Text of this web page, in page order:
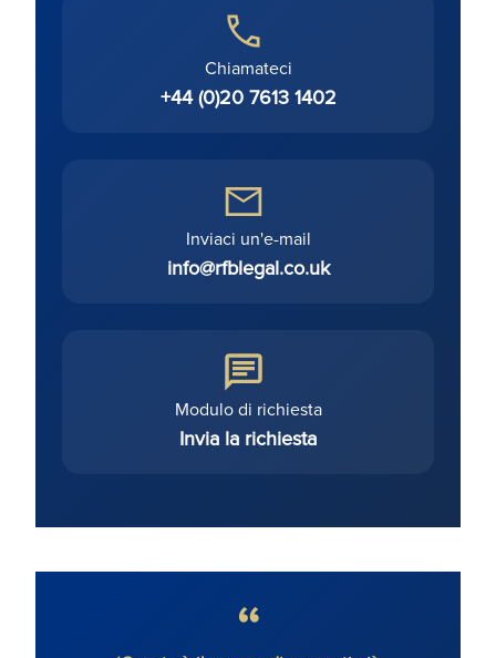
Chiamateci
+44 (0)20 7613 1402
Inviaci un'e-mail
info@rfblegal.co.uk
Modulo di richiesta
Invia la richiesta